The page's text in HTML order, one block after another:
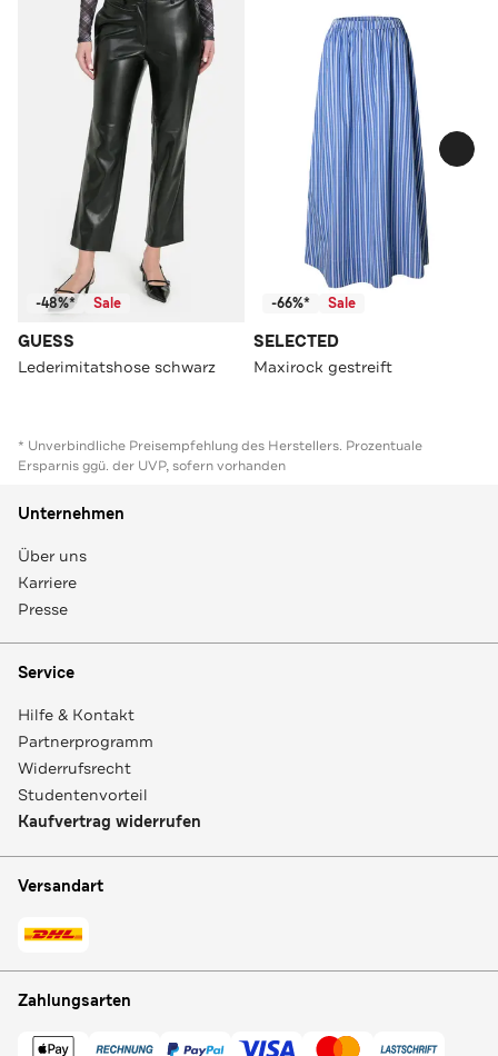
-48%* Sale
GUESS
Lederimitatshose schwarz
-66%* Sale
SELECTED
Maxirock gestreift
* Unverbindliche Preisempfehlung des Herstellers. Prozentuale
Ersparnis ggü. der UVP, sofern vorhanden
Unternehmen
Über uns
Karriere
Presse
Service
Hilfe & Kontakt
Partnerprogramm
Widerrufsrecht
Studentenvorteil
Kaufvertrag widerrufen
Versandart
Zahlungsarten